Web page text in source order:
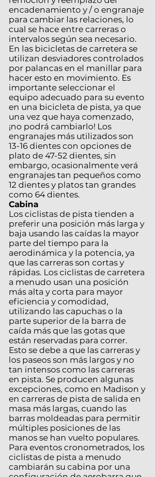
encadenamiento y / o engranaje
para cambiar las relaciones, lo
cual se hace entre carreras o
intervalos según sea necesario.
En las bicicletas de carretera se
utilizan desviadores controlados
por palancas en el manillar para
hacer esto en movimiento. Es
importante seleccionar el
equipo adecuado para su evento
en una bicicleta de pista, ya que
una vez que haya comenzado,
¡no podrá cambiarlo! Los
engranajes más utilizados son
13-16 dientes con opciones de
plato de 47-52 dientes, sin
embargo, ocasionalmente verá
engranajes tan pequeños como
12 dientes y platos tan grandes
como 64 dientes.
Cabina
Los ciclistas de pista tienden a
preferir una posición más larga y
baja usando las caídas la mayor
parte del tiempo para la
aerodinámica y la potencia, ya
que las carreras son cortas y
rápidas. Los ciclistas de carretera
a menudo usan una posición
más alta y corta para mayor
eficiencia y comodidad,
utilizando las capuchas o la
parte superior de la barra de
caída más que las gotas que
están reservadas para correr.
Esto se debe a que las carreras y
los paseos son más largos y no
tan intensos como las carreras
en pista. Se producen algunas
excepciones, como en Madison y
en carreras de pista de salida en
masa más largas, cuando las
barras moldeadas para permitir
múltiples posiciones de las
manos se han vuelto populares.
Para eventos cronometrados, los
ciclistas de pista a menudo
cambiarán su cabina por una